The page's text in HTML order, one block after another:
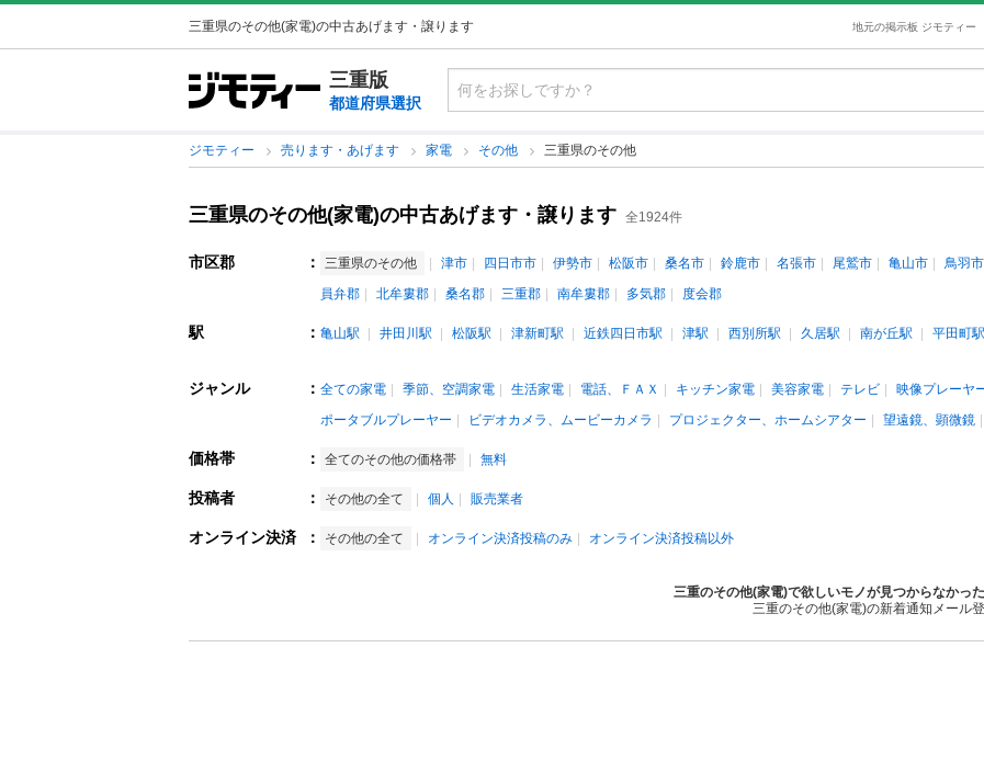
三重県のその他(家電)の中古あげます・譲ります 地元の掲示板 ジモティー
三重版
都道府県選択
ジモティー 売ります・あげます 家電 その他 三重県のその他
三重県のその他(家電)の中古あげます・譲ります 全1924件
市区郡 ： 三重県のその他 津市 四日市市 伊勢市 松阪市 桑名市 鈴鹿市 名張市 尾鷲市 亀山市 鳥羽市
員弁郡
北牟婁郡 桑名郡 三重郡 南牟婁郡 多気郡 度会郡
駅 ： 亀山駅 井田川駅 松阪駅 津新町駅 近鉄四日市駅 津駅 西別所駅 久居駅 南が丘駅
平田町駅
ジャンル ： 全ての家電 季節、空調家電 生活家電 電話、ＦＡＸ キッチン家電 美容家電 テレビ 映像プレーヤ
ポータブルプレーヤー
ビデオカメラ、ムービーカメラ プロジェクター、ホームシアター 望遠鏡、顕微鏡
価格帯 ： 全てのその他の価格帯 無料
投稿者 ： その他の全て 個人 販売業者
オンライン決済 ： その他の全て オンライン決済投稿のみ オンライン決済投稿以外
三重のその他(家電)で欲しいモノが見つからなかっ
三重のその他(家電)の新着通知メール